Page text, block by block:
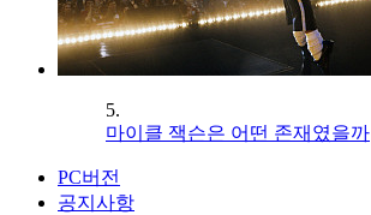
5.
마이클 잭슨은 어떤 존재였을까
PC버전
공지사항